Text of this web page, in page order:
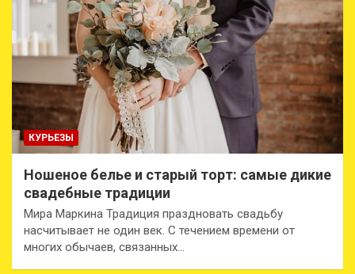
КУРЬЕЗЫ
Ношеное белье и старый торт: самые дикие
свадебные традиции
Мира Маркина Традиция праздновать свадьбу
насчитывает не один век. С течением времени от
многих обычаев, связанных…